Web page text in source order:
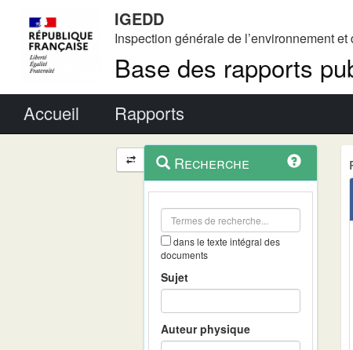
IGEDD
Inspection générale de l’environnement
Base des rapports
Accueil Rapports
Navigation
et
outils
contextuel
Recherche
dans le texte intégral des
documents
Sujet
Auteur physique